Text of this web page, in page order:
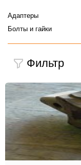
Адаптеры
Болты и гайки
Края режущие
Фильтр